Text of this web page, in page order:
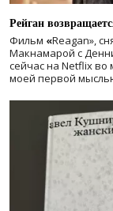
Рейган
Фильм «Reagan»,
Макнамарой с
сейчас на Netflix во
моей первой